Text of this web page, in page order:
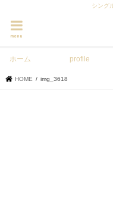
シング
menu
ホーム profile
HOME img_3618